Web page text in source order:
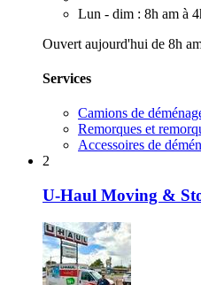
Lun - dim : 8h am à
Ouvert aujourd'hui de 8h
Services
Camions de
Remorques et
Accessoires de
2
U-Haul Moving &